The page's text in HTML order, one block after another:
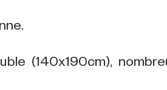
(140x190cm),